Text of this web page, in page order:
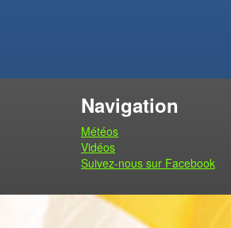
Navigation
Météos
Vidéos
Suivez-nous sur Facebook